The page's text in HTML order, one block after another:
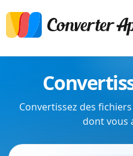
Convertissez des
dont vous